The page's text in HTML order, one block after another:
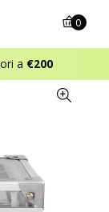
a €200
0